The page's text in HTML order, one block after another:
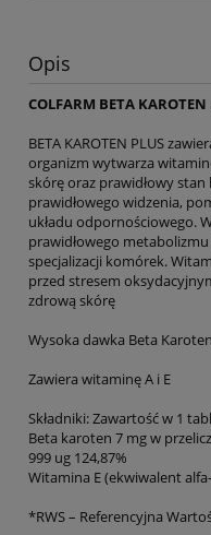
Opis
COLFARM BETA KAROTEN
BETA KAROTEN PLUS
organizm wytwarza
skórę oraz prawidłowy stan
prawidłowego widzenia,
układu odpornościowego.
prawidłowego
specjalizacji komórek.
przed stresem
zdrową skórę
Wysoka dawka Beta
Zawiera witaminę A i E
Składniki: Zawartość w 1
Beta karoten 7 mg w
999 ug 124,87%
Witamina E (ekwiwalent
*RWS – Referencyjna